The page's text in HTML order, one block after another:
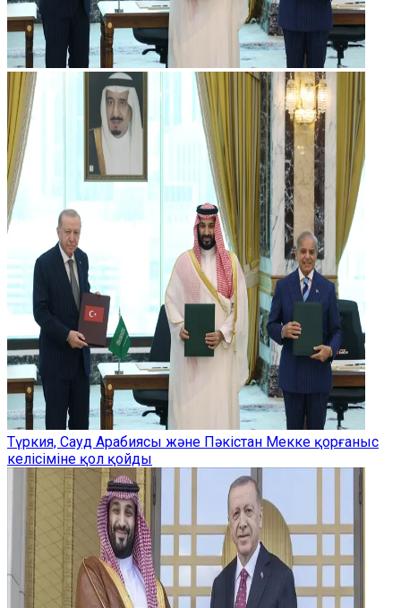
Түркия, Сауд Арабиясы және Пәкістан Мекке қорғаныс
келісіміне қол қойды